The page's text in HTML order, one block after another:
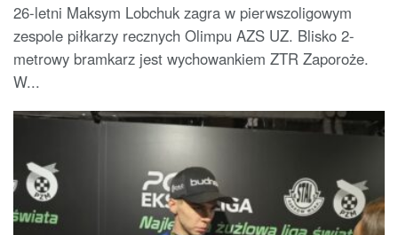
26-letni Maksym Lobchuk zagra w pierwszoligowym
zespole piłkarzy recznych Olimpu AZS UZ. Blisko 2-
metrowy bramkarz jest wychowankiem ZTR Zaporoże.
W...